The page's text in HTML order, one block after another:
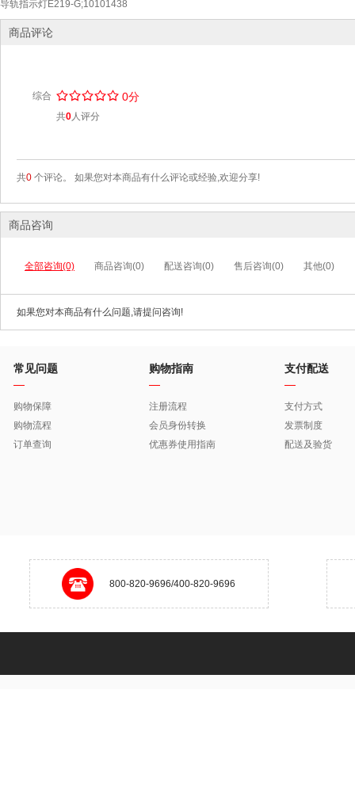
导轨指示灯E219-G;10101438
商品评论
综合 /////
..... 0分
共0人评分
共0 个评论。 如果您对本商品有什么评论或经验,欢迎分享!
商品咨询
全部咨询(0) 商品咨询(0) 配送咨询(0) 售后咨询(0) 其他(0)
如果您对本商品有什么问题,请提问咨询!
常见问题
购物保障
购物流程
订单查询
购物指南
注册流程
会员身份转换
优惠券使用指南
支付配送
支付方式
发票制度
配送及验货
800-820-9696/400-820-9696